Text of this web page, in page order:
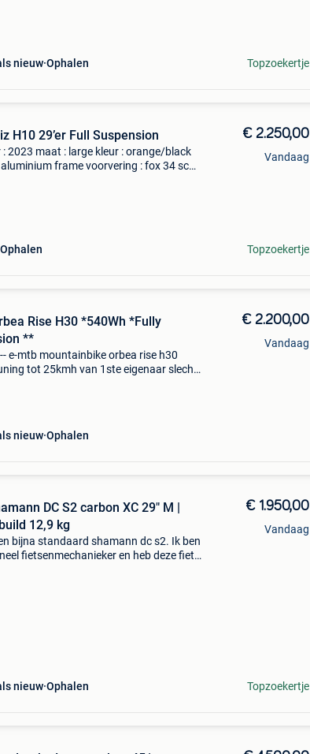
nieuw Ophalen Topzoekertje
H10 29’er Full Suspension
2023 maat : large kleur : orange/black
frame voorvering : fox 34 sc
Ophalen
€ 2.250,00
Vandaag
Topzoekertje
Rise H30 *540Wh *Fully
**
e-mtb mountainbike orbea rise h30
tot 25kmh van 1ste eigenaar slechts
nieuw Ophalen
€ 2.200,00
Vandaag
DC S2 carbon XC 29" M |
12,9 kg
bijna standaard shamann dc s2. Ik ben
fietsenmechanieker en heb deze fiets
nieuw Ophalen
€ 1.950,00
Vandaag
Topzoekertje